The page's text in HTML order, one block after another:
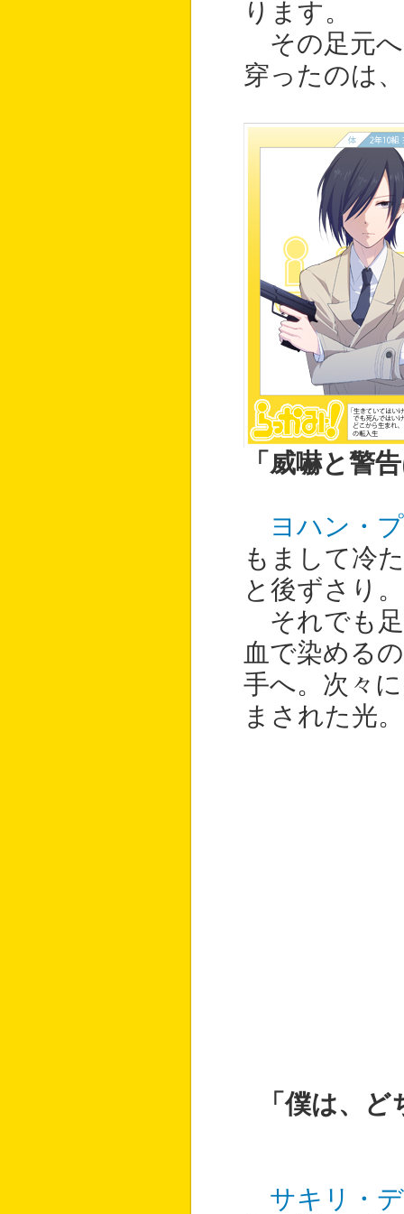
ります。
その足元へ
穿ったのは
「威嚇と警
ヨハン・
もまして冷
と後ずさり。
それでも足
血で染める
手へ。次々
まされた光。
「僕は、
サキリ・